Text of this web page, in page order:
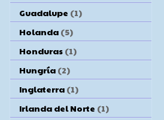
Guadalupe (1)
Holanda (5)
Honduras (1)
Hungría (2)
Inglaterra (1)
Irlanda del Norte (1)